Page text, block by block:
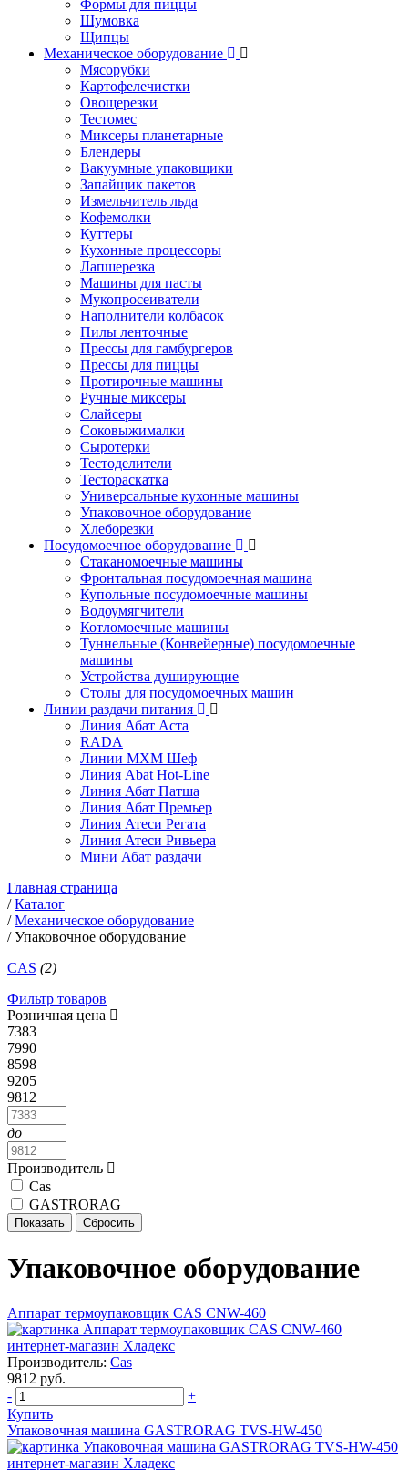
Формы для пиццы
Шумовка
Щипцы
Механическое оборудование
Мясорубки
Картофелечистки
Овощерезки
Тестомес
Миксеры планетарные
Блендеры
Вакуумные упаковщики
Запайщик пакетов
Измельчитель льда
Кофемолки
Куттеры
Кухонные процессоры
Лапшерезка
Машины для пасты
Мукопросеиватели
Наполнители колбасок
Пилы ленточные
Прессы для гамбургеров
Прессы для пиццы
Протирочные машины
Ручные миксеры
Слайсеры
Соковыжималки
Сыротерки
Тестоделители
Тестораскатка
Универсальные кухонные машины
Упаковочное оборудование
Хлеборезки
Посудомоечное оборудование
Стаканомоечные машины
Фронтальная посудомоечная машина
Купольные посудомоечные машины
Водоумягчители
Котломоечные машины
Туннельные (Конвейерные) посудомоечные
машины
Устройства душирующие
Столы для посудомоечных машин
Линии раздачи питания
Линия Абат Аста
RADA
Линии МХМ Шеф
Линия Abat Hot-Line
Линия Абат Патша
Линия Абат Премьер
Линия Атеси Регата
Линия Атеси Ривьера
Мини Абат раздачи
Главная страница
/Каталог
/Механическое оборудование
/Упаковочное оборудование
СAS (2)
Фильтр товаров
Розничная цена
7383
7990
8598
9205
9812
до
Производитель
Cas
GASTRORAG
Упаковочное оборудование
Аппарат термоупаковщик СAS CNW-460
Производитель: Cas
9812 руб.
-
+
Купить
Упаковочная машина GASTRORAG TVS-HW-450